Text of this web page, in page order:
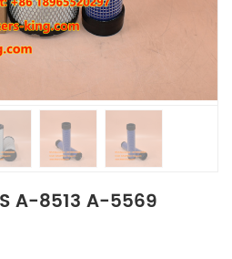
A-8513 A-5569